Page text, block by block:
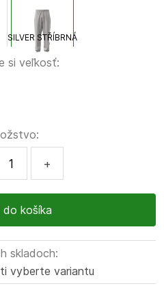
SILVER STŘÍBRNÁ
si veľkosť:
+
skladoch:
vyberte variantu